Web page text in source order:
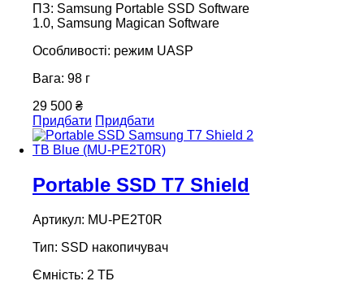
ПЗ: Samsung Portable SSD Software
1.0, Samsung Magican Software
Особливості: режим UASP
Вага: 98 г
29 500 ₴
Придбати Придбати
Portable SSD T7 Shield
Артикул: MU-PE2T0R
Тип: SSD накопичувач
Ємність: 2 ТБ